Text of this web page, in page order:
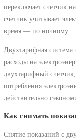
переключает счетчик
счетчик учитывает
время ― по ночному.
Двухтарифная
расходы на
двухтарифный
потребления
действительно
Как снимать
Снятие показаний с